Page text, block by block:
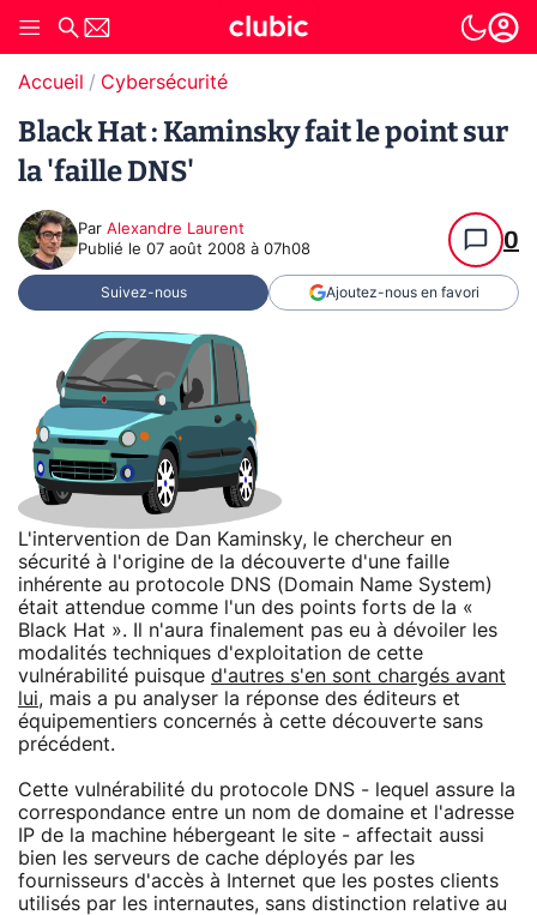
Accueil Cybersécurité
Black Hat : Kaminsky fait le point sur
la 'faille DNS'
Par Alexandre Laurent
Publié le 07 août 2008 à 07h08 0
Suivez-nous Ajoutez-nous en favori
L'intervention de Dan Kaminsky, le chercheur en
sécurité à l'origine de la découverte d'une faille
inhérente au protocole DNS (Domain Name System)
était attendue comme l'un des points forts de la «
Black Hat ». Il n'aura finalement pas eu à dévoiler les
modalités techniques d'exploitation de cette
vulnérabilité puisque d'autres s'en sont chargés avant
lui, mais a pu analyser la réponse des éditeurs et
équipementiers concernés à cette découverte sans
précédent.
Cette vulnérabilité du protocole DNS - lequel assure la
correspondance entre un nom de domaine et l'adresse
IP de la machine hébergeant le site - affectait aussi
bien les serveurs de cache déployés par les
fournisseurs d'accès à Internet que les postes clients
utilisés par les internautes, sans distinction relative au